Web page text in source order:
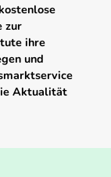
zur
ihre
und
Aktualität